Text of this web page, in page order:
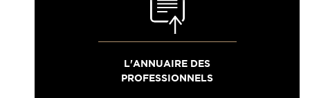
L'ANNUAIRE DES
PROFESSIONNELS